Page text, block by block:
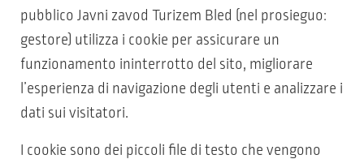
pubblico Javni zavod Turizem Bled (nel prosieguo:
gestore) utilizza i cookie per assicurare un
funzionamento ininterrotto del sito, migliorare
l’esperienza di navigazione degli utenti e analizzare i
dati sui visitatori.
I cookie sono dei piccoli file di testo che vengono